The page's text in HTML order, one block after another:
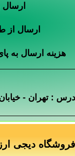
ارسال
ارسال از
هزینه ارسال به
آدرس : تهران -
فروشگاه دیجی